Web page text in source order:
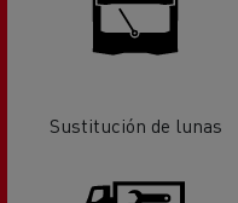
Sustitución de lunas